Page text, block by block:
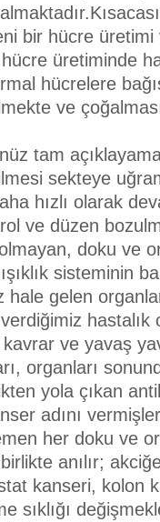
bir hücre üretimi
üretiminde
hücrelere
ve
tam
sekteye
hızlı olarak
ve düzen
doku ve
sisteminin
gelen
hastalık
kavrar ve yavaş
organları
yola çıkan
adını
her doku ve
anılır;
kanseri, kolon
sıklığı